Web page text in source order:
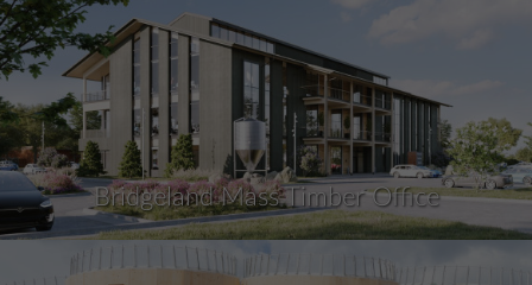
Bridgeland Mass Timber Office